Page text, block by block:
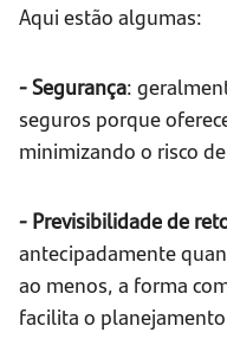
Aqui estão algumas:
- Segurança:
seguros porque
minimizando o risco
- Previsibilidade de
antecipadamente
ao menos, a forma
facilita o